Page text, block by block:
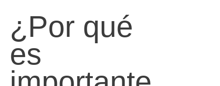
¿Por qué
es